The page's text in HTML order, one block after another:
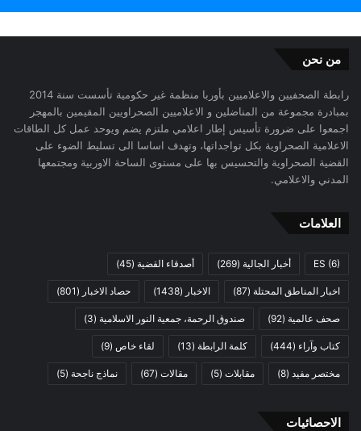
من نحن
رابطة الصحفيين والاعلاميين بأوربا منظمة غير حكومية تأسست سنة 2014
بمبادرة مجموعة من المناضلين و الاعلاميين الصحراويين المقيمين بالمهجر
اجمعوا على ضرورة تأسيس إطار اعلامي ملتزم يضم ويوحد عمل كل الطاقات
الاعلامية الصحراوية بكل تواجداتها، وتهدف اساسا الى تسليط الضوء على
القضية الصحراوية والتحسيس بها على مستوى الساحة الاوربية ومجتمعها
المدني والاعلامي.
العلامات
ES (6) أخبار الجالية (269) أصدقاء القضية (45)
اخبار المناطق المحتلة (87) الاخبار (1438) حصاد الاخبار (801)
صحف عالمية (92) صندوق الرحمة، جمعية النور الاسلامية (3)
كتاب وآراء (444) كلمة الرابطة (13) لقاء خاص (9)
مختصر مفيد (8) مقابلات (5) مقالات (67) نماذج ناجحة (5)
الاحصائيات